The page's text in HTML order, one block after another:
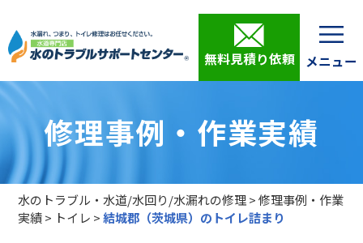
無料見積り依頼
修理事例・作業実績
水のトラブル・水道/水回り/水漏れの修理>修理事例・作業
実績> トイレ >結城郡（茨城県）のトイレ詰まり